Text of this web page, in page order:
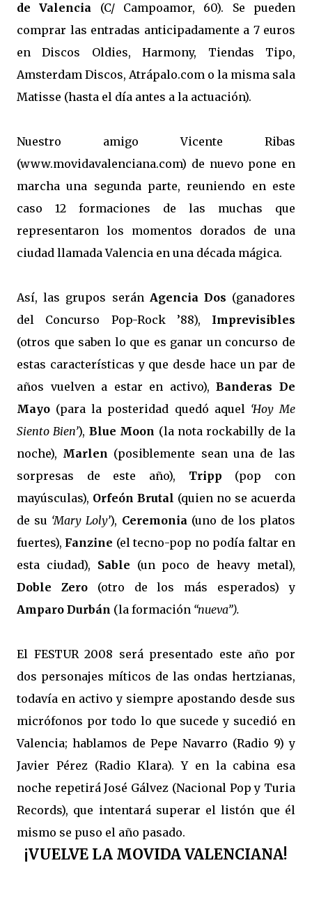
de Valencia (C/ Campoamor, 60). Se pueden
comprar las entradas anticipadamente a 7 euros
en Discos Oldies, Harmony, Tiendas Tipo,
Amsterdam Discos, Atrápalo.com o la misma sala
Matisse (hasta el día antes a la actuación).
Nuestro amigo Vicente Ribas
(www.movidavalenciana.com) de nuevo pone en
marcha una segunda parte, reuniendo en este
caso 12 formaciones de las muchas que
representaron los momentos dorados de una
ciudad llamada Valencia en una década mágica.
Así, las grupos serán Agencia Dos (ganadores
del Concurso Pop-Rock ’88), Imprevisibles
(otros que saben lo que es ganar un concurso de
estas características y que desde hace un par de
años vuelven a estar en activo),Banderas De
Mayo (para la posteridad quedó aquel ‘Hoy Me
Siento Bien’), Blue Moon (la nota rockabilly de la
noche), Marlen (posiblemente sean una de las
sorpresas de este año), Tripp (pop con
mayúsculas), Orfeón Brutal (quien no se acuerda
de su ‘Mary Loly’), Ceremonia(uno de los platos
fuertes), Fanzine (el tecno-pop no podía faltar en
esta ciudad), Sable (un poco de heavy metal),
Doble Zero (otro de los más esperados) y
Amparo Durbán (la formación “nueva”).
El FESTUR 2008 será presentado este año por
dos personajes míticos de las ondas hertzianas,
todavía en activo y siempre apostando desde sus
micrófonos por todo lo que sucede y sucedió en
Valencia; hablamos de Pepe Navarro (Radio 9) y
Javier Pérez (Radio Klara). Y en la cabina esa
noche repetirá José Gálvez (Nacional Pop y Turia
Records), que intentará superar el listón que él
mismo se puso el año pasado.
¡VUELVE LA MOVIDA VALENCIANA!